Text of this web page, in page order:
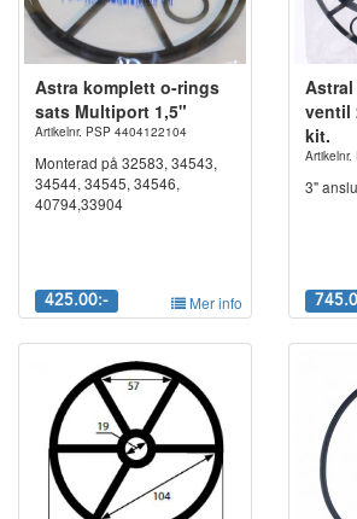
Astra komplett o-rings
sats Multiport 1,5"
Artikelnr. PSP 4404122104
Monterad på 32583, 34543,
34544, 34545, 34546,
40794,33904
425.00:- Mer info
ventil
kit.
3"